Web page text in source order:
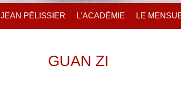
JEAN PÉLISSIER L’ACADÉMIE LE
GUAN ZI